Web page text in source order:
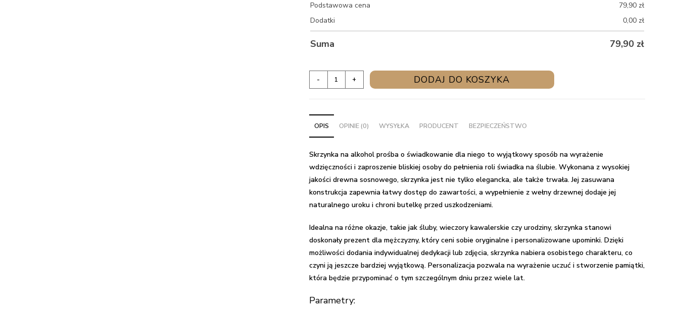
Podstawowa cena 79,90 zł
Dodatki
0,00 zł
Suma 79,90 zł
Skrzynka
alkohol
prośba
o
świadkowanie
dla
niego
-
Fotka
- + DODAJ DO KOSZYKA
OPIS OPINIE (0) WYSYŁKA PRODUCENT BEZPIECZEŃSTWO
Skrzynka na alkohol prośba o świadkowanie dla niego to wyjątkowy sposób na wyrażenie
wdzięczności i zaproszenie bliskiej osoby do pełnienia roli świadka na ślubie. Wykonana z wysokiej
jakości drewna sosnowego, skrzynka jest nie tylko elegancka, ale także trwała. Jej zasuwana
konstrukcja zapewnia łatwy dostęp do zawartości, a wypełnienie z wełny drzewnej dodaje jej
naturalnego uroku i chroni butelkę przed uszkodzeniami.
Idealna na różne okazje, takie jak śluby, wieczory kawalerskie czy urodziny, skrzynka stanowi
doskonały prezent dla mężczyzny, który ceni sobie oryginalne i personalizowane upominki. Dzięki
możliwości dodania indywidualnej dedykacji lub zdjęcia, skrzynka nabiera osobistego charakteru, co
czyni ją jeszcze bardziej wyjątkową. Personalizacja pozwala na wyrażenie uczuć i stworzenie pamiątki,
która będzie przypominać o tym szczególnym dniu przez wiele lat.
Parametry: